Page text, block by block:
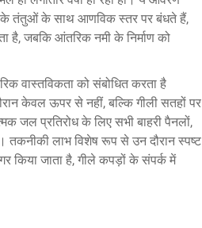
के तंतुओं के साथ आणविक स्तर पर बंधते हैं,
है, जबकि आंतरिक नमी के निर्माण को
वास्तविकता को संबोधित करता है
केवल ऊपर से नहीं, बल्कि गीली सतहों पर
जल प्रतिरोध के लिए सभी बाहरी पैनलों,
लाभ विशेष रूप से उन दौरान स्पष्ट
किया जाता है, गीले कपड़ों के संपर्क में